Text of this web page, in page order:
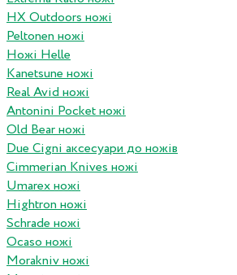
HX Outdoors ножі
Peltonen ножі
Ножі Helle
Kanetsune ножі
Real Avid ножі
Antonini Pocket ножі
Old Bear ножі
Due Cigni аксесуари до ножів
Cimmerian Knives ножі
Umarex ножі
Hightron ножі
Schrade ножі
Ocaso ножі
Morakniv ножі